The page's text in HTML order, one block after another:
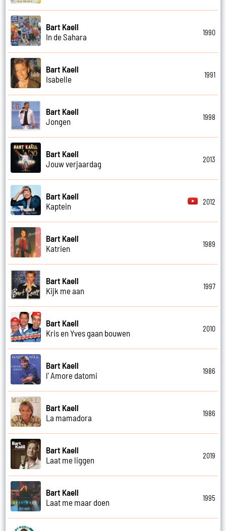
Bart Kaell
In de Sahara
1990
Bart Kaell
Isabelle
1991
Bart Kaell
Jongen
1998
Bart Kaell
Jouw verjaardag
2013
Bart Kaell
Kaptein
2012
Bart Kaell
Katrien
1989
Bart Kaell
Kijk me aan
1997
Bart Kaell
Kris en Yves gaan bouwen
2010
Bart Kaell
l' Amore datomi
1986
Bart Kaell
La mamadora
1986
Bart Kaell
Laat me liggen
2019
Bart Kaell
Laat me maar doen
1995